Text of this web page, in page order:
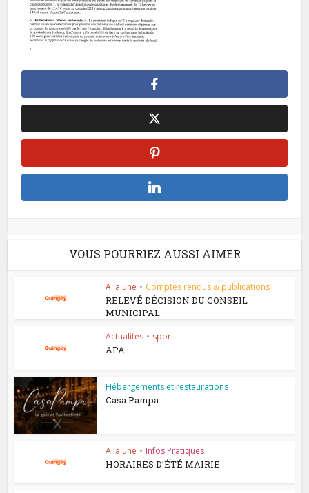
VOUS POURRIEZ AUSSI AIMER
A la une • Comptes rendus & publications
RELEVÉ DÉCISION DU CONSEIL
MUNICIPAL
Actualités • sport
APA
Hébergements et restaurations
Casa Pampa
A la une • Infos Pratiques
HORAIRES D’ÉTÉ MAIRIE